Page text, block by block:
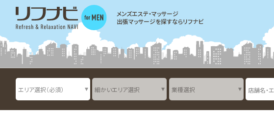
メンズエステ・マッサージ
出張マッサージを探すならリフナビ